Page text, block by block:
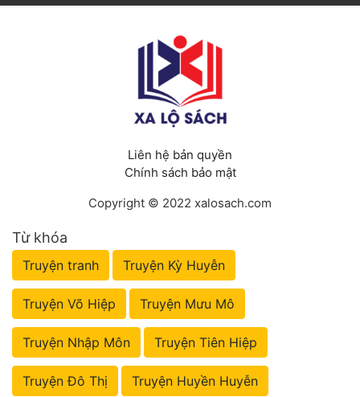
Liên hệ bản quyền
Chính sách bảo mật
Copyright © 2022 xalosach.com
Từ khóa
Truyện tranh Truyện Kỳ Huyễn
Truyện Võ Hiệp Truyện Mưu Mô
Truyện Nhập Môn Truyện Tiên Hiệp
Truyện Đô Thị Truyện Huyền Huyễn